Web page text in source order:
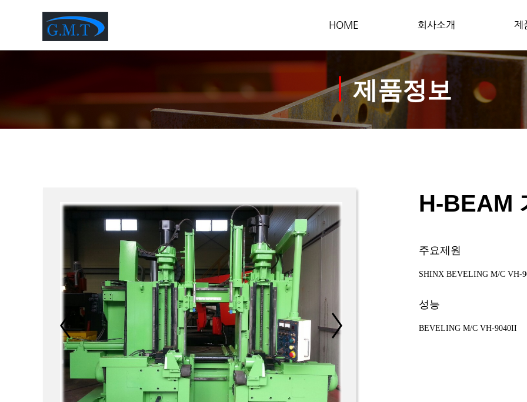
HOME 회사소개 제
제품정보
H-BEAM
주요제원
SHINX BEVELING M/C VH-
성능
BEVELING M/C VH-9040II